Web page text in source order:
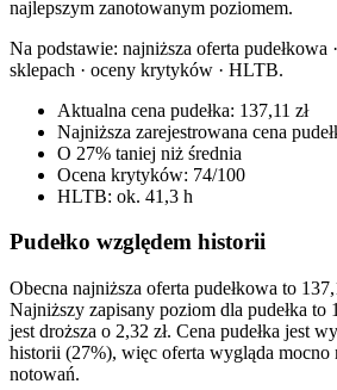
najlepszym zanotowanym poziomem.
Na podstawie: najniższa oferta pudełkowa
sklepach · oceny krytyków · HLTB.
Aktualna cena pudełka: 137,11 zł
Najniższa zarejestrowana cena
O 27% taniej niż średnia
Ocena krytyków: 74/100
HLTB: ok. 41,3 h
Pudełko względem historii
Obecna najniższa oferta pudełkowa to
Najniższy zapisany poziom dla pudełka to
jest droższa o 2,32 zł. Cena pudełka jest
historii (27%), więc oferta wygląda mocno
notowań.